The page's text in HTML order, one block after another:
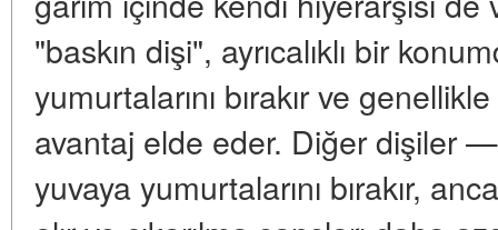
"baskın dişi", ayrıcalıklı bir
yumurtalarını bırakır ve
avantaj elde eder. Diğer dişiler
yuvaya yumurtalarını bırakır,